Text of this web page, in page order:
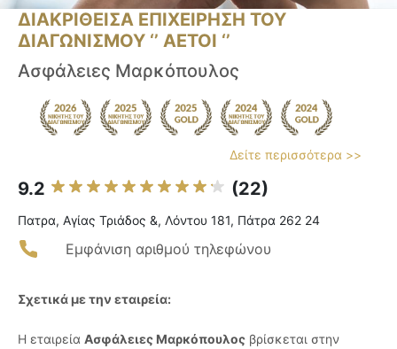
ΔΙΑΚΡΙΘΕΙΣΑ ΕΠΙΧΕΙΡΗΣΗ ΤΟΥ
ΔΙΑΓΩΝΙΣΜΟΥ ‘’ ΑΕΤΟΙ ‘’
Ασφάλειες Μαρκόπουλος
Δείτε περισσότερα >>
9.2 (22)
Πατρα, Αγίας Τριάδος &, Λόντου 181, Πάτρα 262 24
Εμφάνιση αριθμού τηλεφώνου
Σχετικά με την εταιρεία:
Η εταιρεία Ασφάλειες Μαρκόπουλος βρίσκεται στην